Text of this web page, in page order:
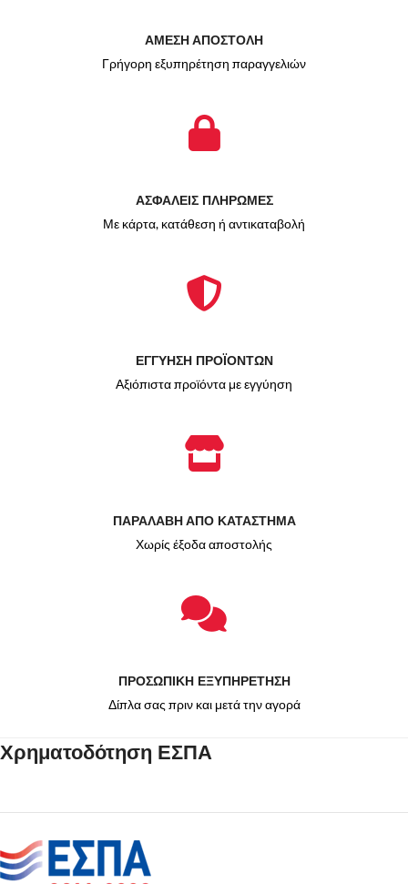
ΑΜΕΣΗ ΑΠΟΣΤΟΛΗ
Γρήγορη εξυπηρέτηση παραγγελιών
ΑΣΦΑΛΕΙΣ ΠΛΗΡΩΜΕΣ
Με κάρτα, κατάθεση ή αντικαταβολή
ΕΓΓΥΗΣΗ ΠΡΟΪΟΝΤΩΝ
Αξιόπιστα προϊόντα με εγγύηση
ΠΑΡΑΛΑΒΗ ΑΠΟ ΚΑΤΑΣΤΗΜΑ
Χωρίς έξοδα αποστολής
ΠΡΟΣΩΠΙΚΗ ΕΞΥΠΗΡΕΤΗΣΗ
Δίπλα σας πριν και μετά την αγορά
Χρηματοδότηση ΕΣΠΑ